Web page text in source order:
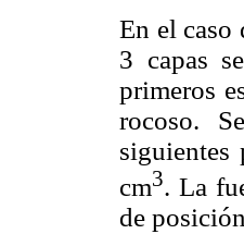
En el caso
3 capas
primeros
rocoso.
cm3. La
de